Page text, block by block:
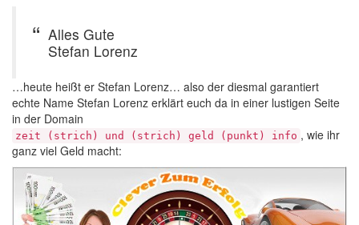
Alles Gute
Stefan Lorenz
…heute heißt er Stefan Lorenz… also der diesmal garantiert
echte Name Stefan Lorenz erklärt euch da in einer lustigen Seite
in der Domain
zeit (strich) und (strich) geld (punkt) info , wie ihr
ganz viel Geld macht: